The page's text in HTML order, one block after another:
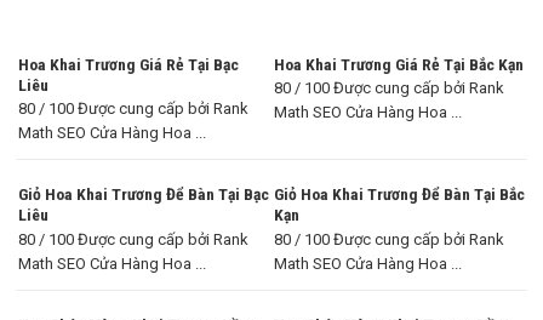
Hoa Khai Trương Giá Rẻ Tại Bạc
Liêu
80 / 100 Được cung cấp bởi Rank
Math SEO Cửa Hàng Hoa ...
Hoa Khai Trương Giá Rẻ Tại Bắc Kạn
80 / 100 Được cung cấp bởi Rank
Math SEO Cửa Hàng Hoa ...
Giỏ Hoa Khai Trương Để Bàn Tại Bạc
Liêu
80 / 100 Được cung cấp bởi Rank
Math SEO Cửa Hàng Hoa ...
Giỏ Hoa Khai Trương Để Bàn Tại Bắc
Kạn
80 / 100 Được cung cấp bởi Rank
Math SEO Cửa Hàng Hoa ...